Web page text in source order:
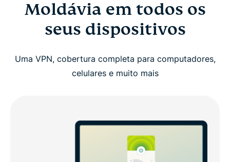
Moldávia em todos os
seus dispositivos
Uma VPN, cobertura completa para computadores,
celulares e muito mais